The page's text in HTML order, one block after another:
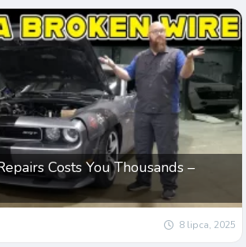
Costs You Thousands –
8 lipca, 2025